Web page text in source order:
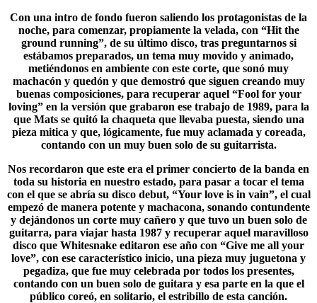
Con una intro de fondo fueron saliendo los protagonistas de la
noche, para comenzar, propiamente la velada, con “Hit the
ground running”, de su último disco, tras preguntarnos si
estábamos preparados, un tema muy movido y animado,
metiéndonos en ambiente con este corte, que sonó muy
machacón y quedón y que demostró que siguen creando muy
buenas composiciones, para recuperar aquel “Fool for your
loving” en la versión que grabaron ese trabajo de 1989, para la
que Mats se quitó la chaqueta que llevaba puesta, siendo una
pieza mitica y que, lógicamente, fue muy aclamada y coreada,
contando con un muy buen solo de su guitarrista.
Nos recordaron que este era el primer concierto de la banda en
toda su historia en nuestro estado, para pasar a tocar el tema
con el que se abría su disco debut, “Your love is in vain”, el cual
empezó de manera potente y machacona, sonando contundente
y dejándonos un corte muy cañero y que tuvo un buen solo de
guitarra, para viajar hasta 1987 y recuperar aquel maravilloso
disco que Whitesnake editaron ese año con “Give me all your
love”, con ese característico inicio, una pieza muy juguetona y
pegadiza, que fue muy celebrada por todos los presentes,
contando con un buen solo de guitara y esa parte en la que el
público coreó, en solitario, el estribillo de esta canción.